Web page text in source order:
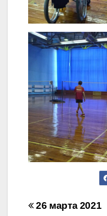
Навигация
26 марта 2021